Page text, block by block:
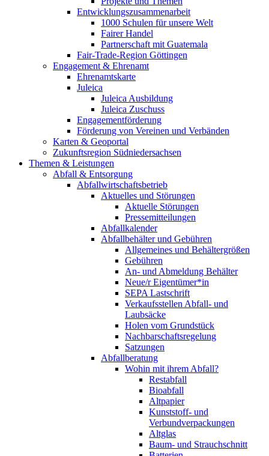
Entwicklungszusammenarbeit
1000 Schulen für unsere Welt
Fairer Handel
Partnerschaft mit Guatemala
Fair-Trade-Region Göttingen
Engagement & Ehrenamt
Ehrenamtskarte
Juleica
Juleica Ausbildung
Juleica Zuschuss
Engagementförderung
Förderung von Vereinen und Verbänden
Karten & Geoportal
Zukunftsregion Südniedersachsen
Themen & Leistungen
Abfall & Entsorgung
Abfallwirtschaftsbetrieb
Aktuelles und Störungen
Aktuelle Störungen
Pressemitteilungen
Abfallkalender
Abfallbehälter und Gebühren
Allgemeines und Behältergrößen
Gebühren
An- und Abmeldung Behälter
Neue/r Eigentümer*in
SEPA Lastschrift
Verkaufsstellen Abfall- und
Laubsäcke
Holen vom Grundstück
Nachbarschaftsregelung
Satzungen
Abfallberatung
Wohin mit ihrem Abfall?
Restabfall
Bioabfall
Altpapier
Kunststoff- und
Verbundverpackungen
Altglas
Baum- und Strauchschnitt